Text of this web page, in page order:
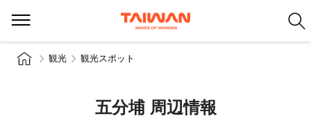
観光 観光スポット
五分埔 周辺情報